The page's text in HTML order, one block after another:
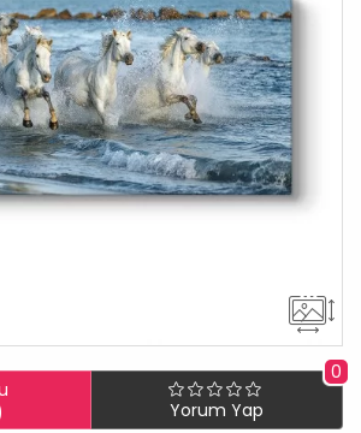
0
Yorum Yap